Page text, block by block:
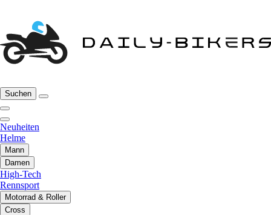
Suchen
Neuheiten
Helme
Mann
Damen
High-Tech
Rennsport
Motorrad & Roller
Cross